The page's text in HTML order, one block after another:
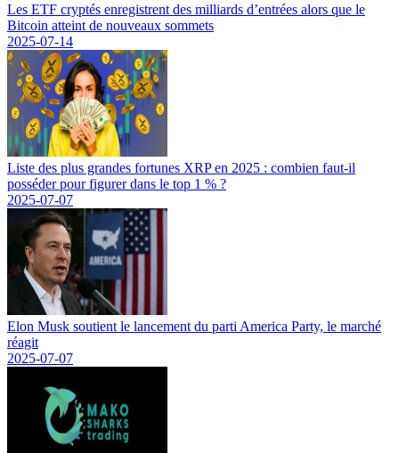
Les ETF cryptés enregistrent des milliards d’entrées alors que le
Bitcoin atteint de nouveaux sommets
2025-07-14
Liste des plus grandes fortunes XRP en 2025 : combien faut-il
posséder pour figurer dans le top 1 % ?
2025-07-07
Elon Musk soutient le lancement du parti America Party, le marché
réagit
2025-07-07